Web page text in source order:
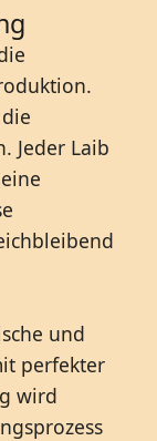
Jeder Laib
und
perfekter
wird